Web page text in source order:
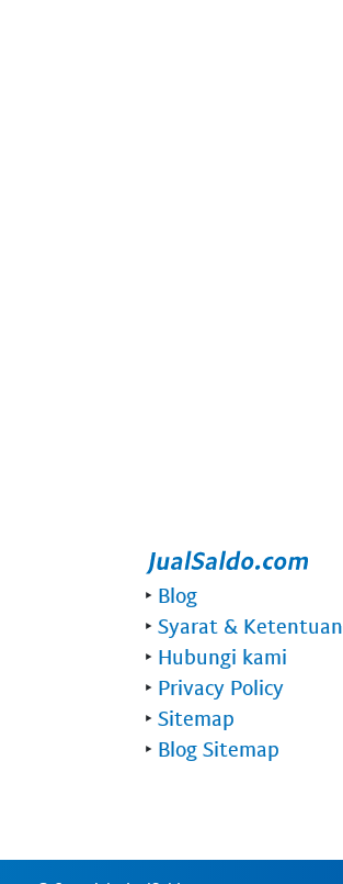
‣ Blog
‣ Syarat & Ketentuan
‣ Hubungi kami
‣ Privacy Policy
‣ Sitemap
‣ Blog Sitemap